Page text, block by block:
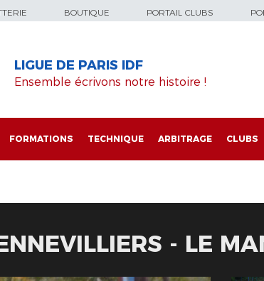
BOUTIQUE PORTAIL CLUBS
LIGUE DE PARIS IDF
Ensemble écrivons notre histoire !
FORMATIONS TECHNIQUE ARBITRAGE CLUBS
- LE